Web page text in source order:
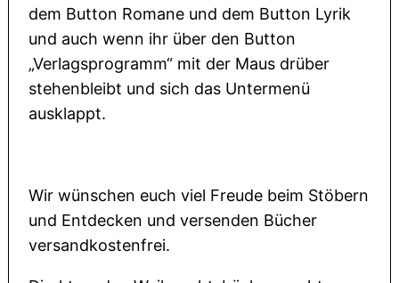
dem Button Romane und dem Button Lyrik
und auch wenn ihr über den Button
„Verlagsprogramm“ mit der Maus drüber
stehenbleibt und sich das Untermenü
ausklappt.
Wir wünschen euch viel Freude beim Stöbern
und Entdecken und versenden Bücher
versandkostenfrei.